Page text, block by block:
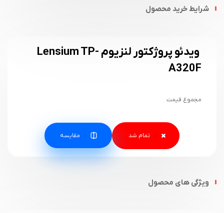
شرایط خرید محصول
ویدئو پروژکتور لنزیوم Lensium TP-
A320F
مجموع قیمت
مقایسه
ویژگی های محصول